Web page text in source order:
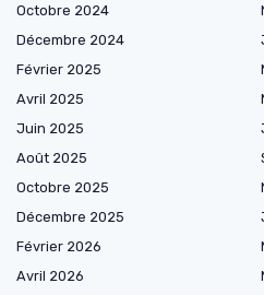
Octobre 2024
Décembre 2024
Février 2025
Avril 2025
Juin 2025
Août 2025
Octobre 2025
Décembre 2025
Février 2026
Avril 2026